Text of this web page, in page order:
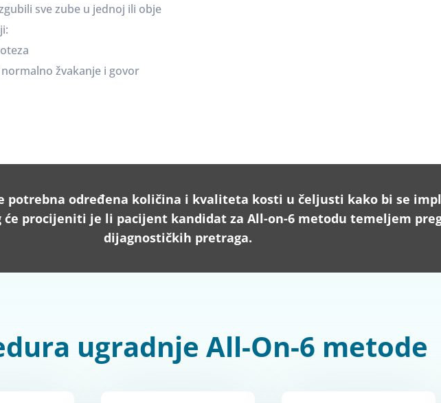
sve zube u jednoj ili obje
žvakanje i govor
potrebna određena količina i kvaliteta kosti u čeljusti kako bi se
će procijeniti je li pacijent kandidat za All-on-6 metodu temeljem
dijagnostičkih pretraga.
ugradnje All-On-6 metode